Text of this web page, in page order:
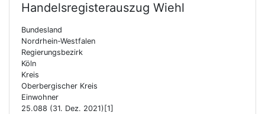
Handelsregisterauszug Wiehl
Bundesland
Nordrhein-Westfalen
Regierungsbezirk
Köln
Kreis
Oberbergischer Kreis
Einwohner
25.088 (31. Dez. 2021)[1]